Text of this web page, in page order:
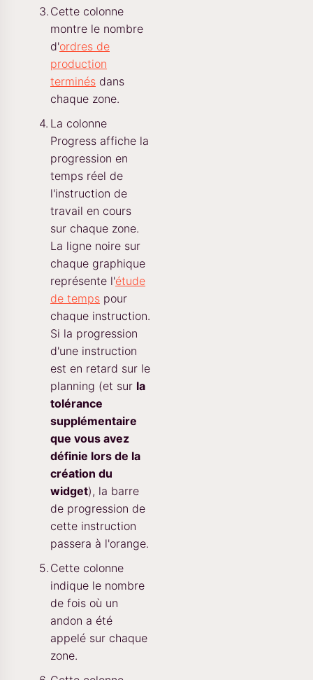
Cette colonne
montre le nombre
d'ordres de
production
terminés dans
chaque zone.
La colonne
Progress affiche la
progression en
temps réel de
l'instruction de
travail en cours
sur chaque zone.
La ligne noire sur
chaque graphique
représente l'étude
de temps pour
chaque instruction.
Si la progression
d'une instruction
est en retard sur le
planning (et sur la
tolérance
supplémentaire
que vous avez
définie lors de la
création du
widget), la barre
de progression de
cette instruction
passera à l'orange.
Cette colonne
indique le nombre
de fois où un
andon a été
appelé sur chaque
zone.